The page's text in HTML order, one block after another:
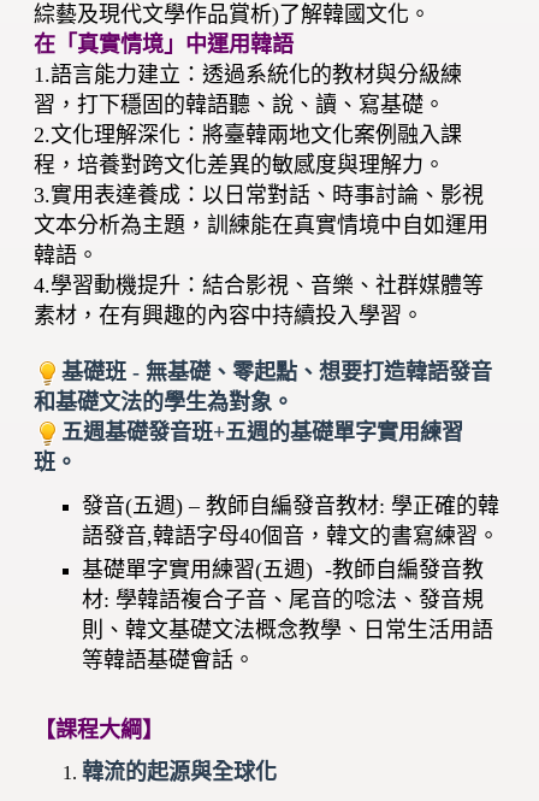
綜藝及現代文學作品賞析)了解韓國文化。
在「真實情境」中運用韓語
1.語言能力建立：透過系統化的教材與分級練
習，打下穩固的韓語聽、說、讀、寫基礎。
2.文化理解深化：將臺韓兩地文化案例融入課
程，培養對跨文化差異的敏感度與理解力。
3.實用表達養成：以日常對話、時事討論、影視
文本分析為主題，訓練能在真實情境中自如運用
韓語。
4.學習動機提升：結合影視、音樂、社群媒體等
素材，在有興趣的內容中持續投入學習。
基礎班 - 無基礎、零起點、想要打造韓語發音
和基礎文法的學生為對象。
五週基礎發音班+五週的基礎單字實用練習
班。
發音(五週) – 教師自編發音教材: 學正確的韓
語發音,韓語字母40個音，韓文的書寫練習。
基礎單字實用練習(五週) -教師自編發音教
材: 學韓語複合子音、尾音的唸法、發音規
則、韓文基礎文法概念教學、日常生活用語
等韓語基礎會話。
【課程大綱】
韓流的起源與全球化